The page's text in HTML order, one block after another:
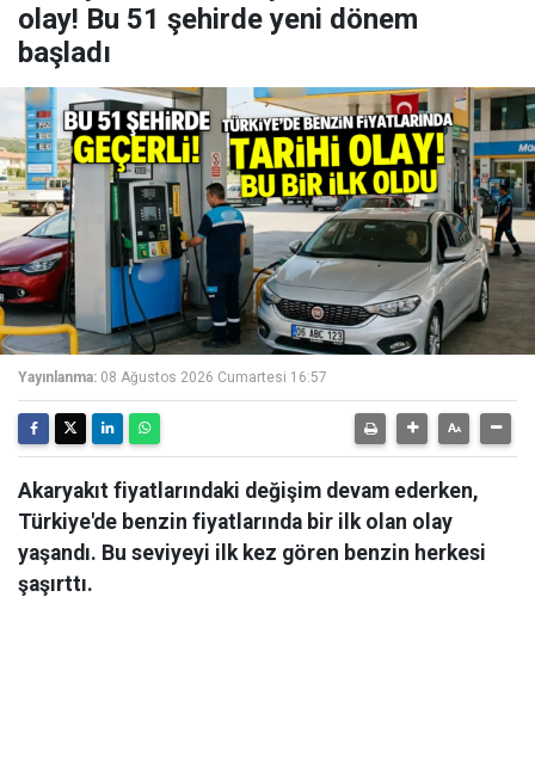
olay! Bu 51 şehirde yeni dönem
başladı
Yayınlanma: 08 Ağustos 2026 Cumartesi 16:57
Akaryakıt fiyatlarındaki değişim devam ederken,
Türkiye'de benzin fiyatlarında bir ilk olan olay
yaşandı. Bu seviyeyi ilk kez gören benzin herkesi
şaşırttı.